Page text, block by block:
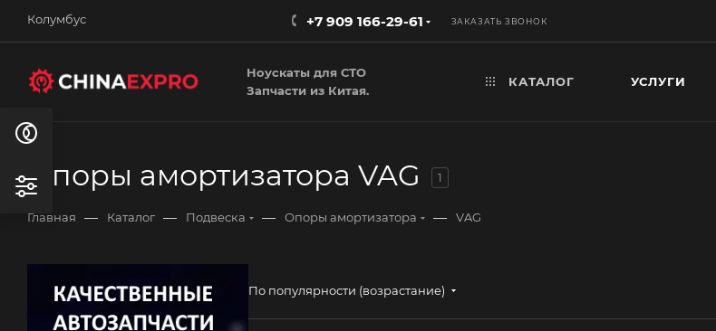
Колумбус +7 909 166-29-61 ЗАКАЗАТЬ ЗВОНОК
Ноускаты для СТО
Запчасти из Китая.
КАТАЛОГ УСЛУГИ
Опоры амортизатора VAG 1
Главная — Каталог — Подвеска — Опоры амортизатора — VAG
По популярности (возрастание)